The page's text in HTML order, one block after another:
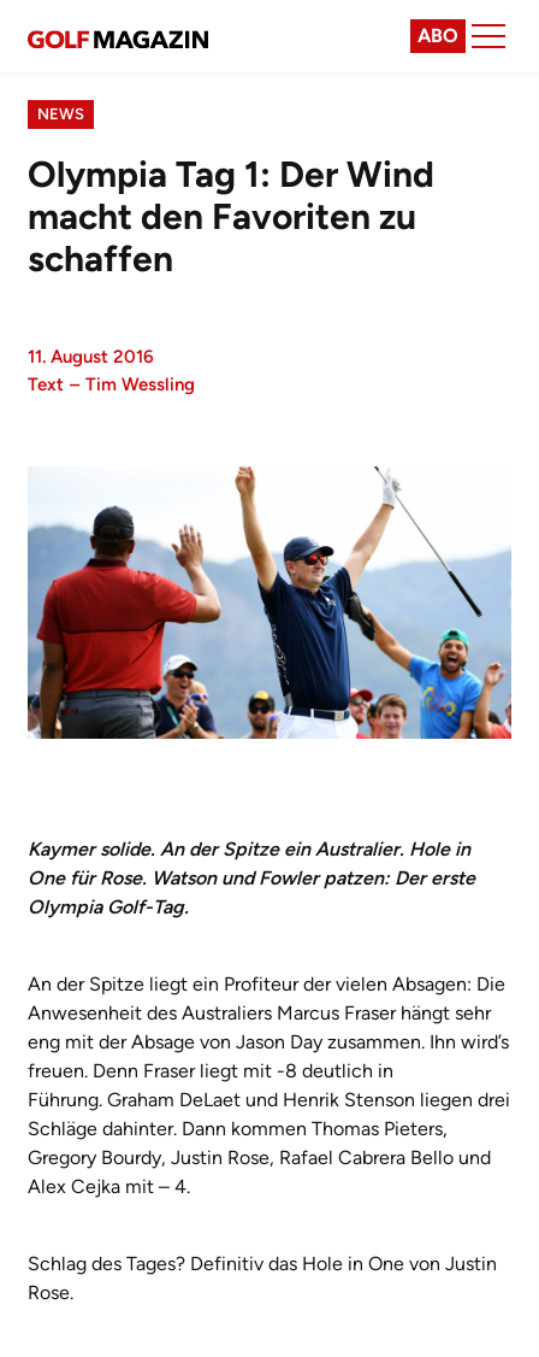
ABO
NEWS
Olympia Tag 1: Der Wind
macht den Favoriten zu
schaffen
11. August 2016
Text – Tim Wessling
Kaymer solide. An der Spitze ein Australier. Hole in
One für Rose. Watson und Fowler patzen: Der erste
Olympia Golf-Tag.
An der Spitze liegt ein Profiteur der vielen Absagen: Die
Anwesenheit des Australiers Marcus Fraser hängt sehr
eng mit der Absage von Jason Day zusammen. Ihn wird’s
freuen. Denn Fraser liegt mit -8 deutlich in
Führung. Graham DeLaet und Henrik Stenson liegen drei
Schläge dahinter. Dann kommen Thomas Pieters,
Gregory Bourdy, Justin Rose, Rafael Cabrera Bello und
Alex Cejka mit – 4.
Schlag des Tages? Definitiv das Hole in One von Justin
Rose.